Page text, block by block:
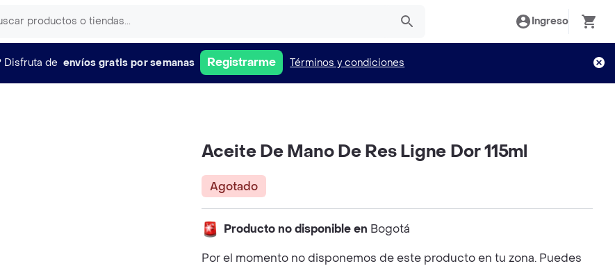
Ingreso
Disfruta de envíos gratis por semanas Registrarme Términos y condiciones
Aceite De Mano De Res Ligne Dor 115ml
Agotado
Producto no disponible en Bogotá
Por el momento no disponemos de este producto en tu zona. Puedes